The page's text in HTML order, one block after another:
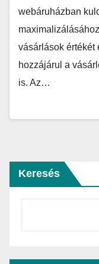
webáruházban
vásárlások értékét
hozzájárul a
is. Az…
Keresés